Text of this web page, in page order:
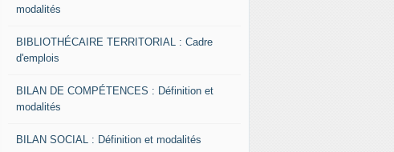
modalités
BIBLIOTHÉCAIRE TERRITORIAL : Cadre
d'emplois
BILAN DE COMPÉTENCES : Définition et
modalités
BILAN SOCIAL : Définition et modalités